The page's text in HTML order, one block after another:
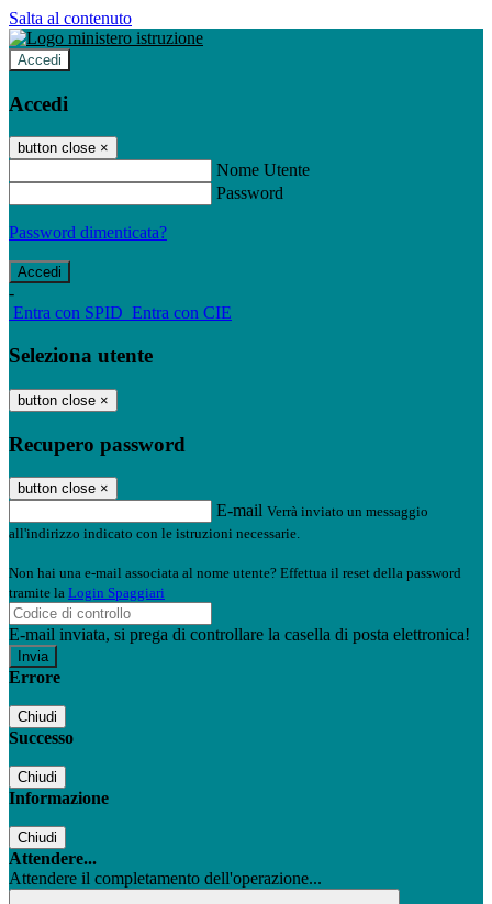
Salta al contenuto
Accedi
Accedi
button close ×
Nome Utente
Password
Password dimenticata?
-
Entra con SPID Entra con CIE
Seleziona utente
button close ×
Recupero password
button close ×
E-mail Verrà inviato un messaggio
all'indirizzo indicato con le istruzioni necessarie.
Non hai una e-mail associata al nome utente? Effettua il reset della password
tramite la Login Spaggiari
E-mail inviata, si prega di controllare la casella di posta elettronica!
Errore
Chiudi
Successo
Chiudi
Informazione
Chiudi
Attendere...
Attendere il completamento dell'operazione...